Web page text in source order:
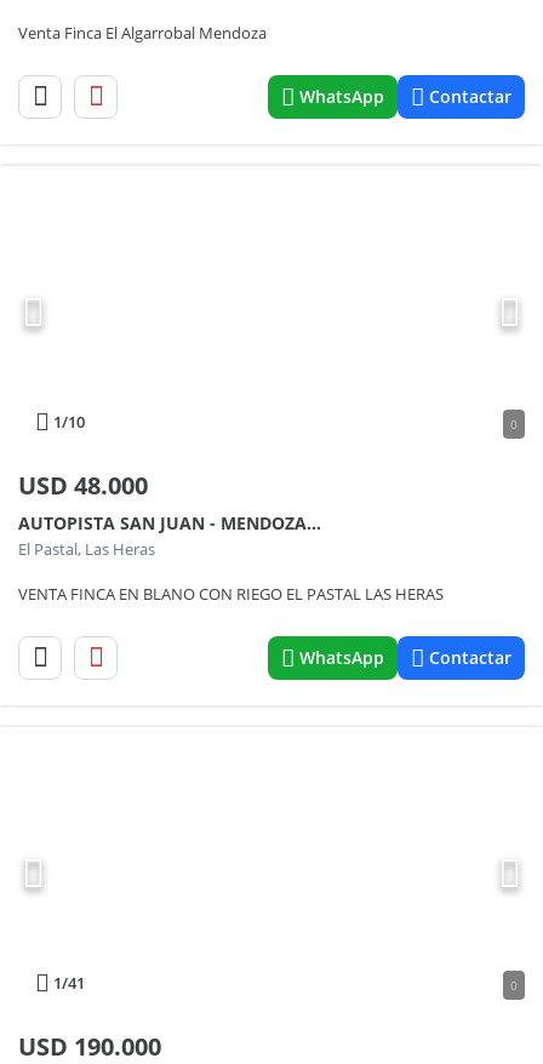
Venta Finca El Algarrobal Mendoza
WhatsApp Contactar
1/10 0
USD 48.000
AUTOPISTA SAN JUAN - MENDOZA KM 20, EL PASTAL, LAS HERAS, MENDOZA 3300
El Pastal, Las Heras
VENTA FINCA EN BLANO CON RIEGO EL PASTAL LAS HERAS
WhatsApp Contactar
1/41 0
USD 190.000